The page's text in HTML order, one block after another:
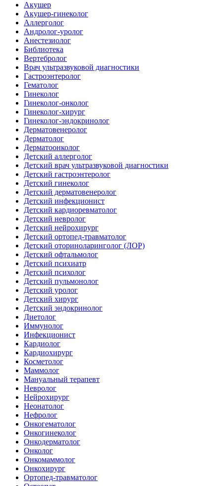
Акушер
Акушер-гинеколог
Аллерголог
Андролог-уролог
Анестезиолог
Библиотека
Вертебролог
Врач ультразвуковой диагностики
Гастроэнтеролог
Гематолог
Гинеколог
Гинеколог-онколог
Гинеколог-хирург
Гинеколог-эндокринолог
Дерматовенеролог
Дерматолог
Дерматоонколог
Детский аллерголог
Детский врач ультразвуковой диагностики
Детский гастроэнтеролог
Детский гинеколог
Детский дерматовенеролог
Детский инфекционист
Детский кардиоревматолог
Детский невролог
Детский нейрохирург
Детский ортопед-травматолог
Детский оториноларинголог (ЛОР)
Детский офтальмолог
Детский психиатр
Детский психолог
Детский пульмонолог
Детский уролог
Детский хирург
Детский эндокринолог
Диетолог
Иммунолог
Инфекционист
Кардиолог
Кардиохирург
Косметолог
Маммолог
Мануальный терапевт
Невролог
Нейрохирург
Неонатолог
Нефролог
Онкогематолог
Онкогинеколог
Онкодерматолог
Онколог
Онкомаммолог
Онкохирург
Ортопед-травматолог